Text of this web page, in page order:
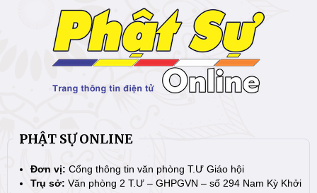
PHẬT SỰ ONLINE
Đơn vị: Cổng thông tin văn phòng T.Ư Giáo hội
Trụ sở: Văn phòng 2 T.Ư – GHPGVN – số 294 Nam Kỳ Khởi